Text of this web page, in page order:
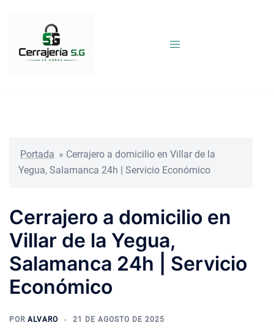
Portada » Cerrajero a domicilio en Villar de la
Yegua, Salamanca 24h | Servicio Económico
Cerrajero a domicilio en
Villar de la Yegua,
Salamanca 24h | Servicio
Económico
POR ALVARO 21 DE AGOSTO DE 2025